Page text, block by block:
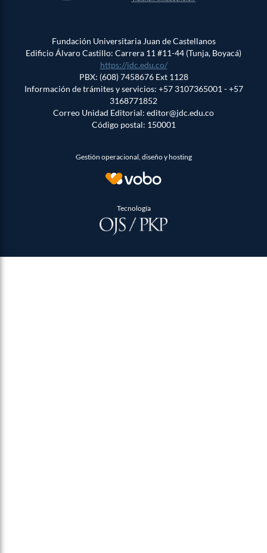
Fundación Universitaria Juan de Castellanos
Edificio Álvaro Castillo: Carrera 11 #11-44 (Tunja, Boyacá)
https://jdc.edu.co/
PBX: (608) 7458676 Ext 1128
Información de trámites y servicios: +57 3107365001 - +57
3168771852
Correo Unidad Editorial: editor@jdc.edu.co
Código postal: 150001
Gestión operacional, diseño y hosting
Tecnología